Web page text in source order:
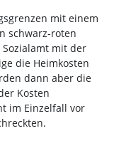
mit einem
schwarz-roten
mit der
die Heimkosten
dann aber die
Kosten
im Einzelfall vor